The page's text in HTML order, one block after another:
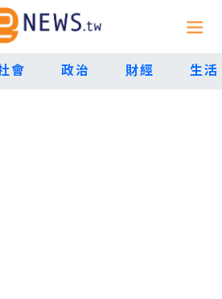
會 政治 財經 生活